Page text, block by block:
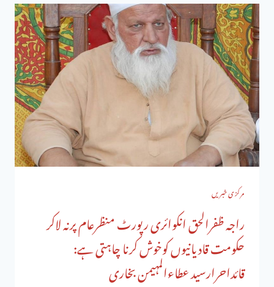
مرکزی خبریں
راجہ ظفرالحق انکوائری رپورٹ منظرعام پرنہ لاکر
حکومت قادیانیوں کوخوش کرنا چاہتی ہے:
قائداحرارسید عطاءالمہیمن بخاری